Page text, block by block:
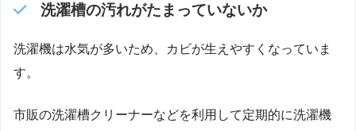
洗濯槽の汚れがたまっていないか
洗濯機は水気が多いため、カビが生えやすくなっていま
す。
市販の洗濯槽クリーナーなどを利用して定期的に洗濯機